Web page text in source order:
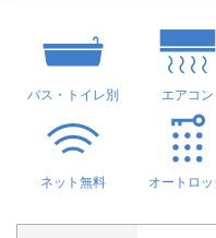
バス・トイレ別 エアコン
ネット無料 オートロッ